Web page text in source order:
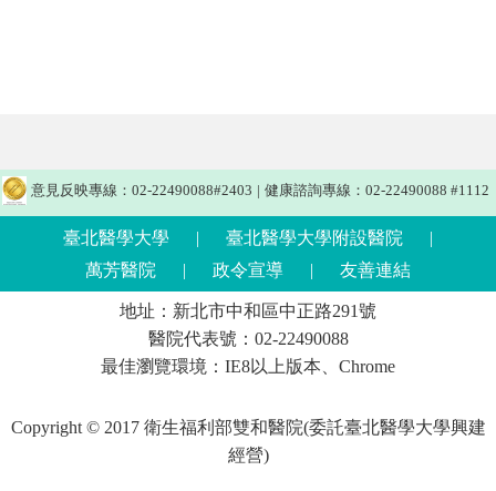
意見反映專線：02-22490088#2403 | 健康諮詢專線：02-22490088 #1112
臺北醫學大學 | 臺北醫學大學附設醫院
|
萬芳醫院
| 政令宣導 | 友善連結
地址：新北市中和區中正路291號
醫院代表號：02-22490088
最佳瀏覽環境：IE8以上版本、Chrome
Copyright © 2017 衛生福利部雙和醫院(委託臺北醫學大學興建
經營)